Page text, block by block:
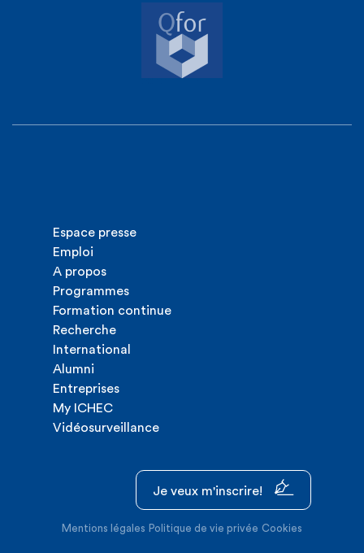
Espace presse
Emploi
A propos
Programmes
Formation continue
Recherche
International
Alumni
Entreprises
My ICHEC
Vidéosurveillance
Je veux m'inscrire!
Mentions légales Politique de vie privée Cookies